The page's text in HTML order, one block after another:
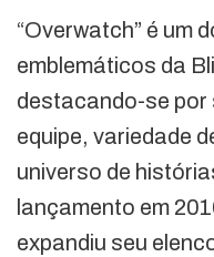
“Overwatch” é um
emblemáticos da
destacando-se por
equipe, variedade
universo de
lançamento em
expandiu seu